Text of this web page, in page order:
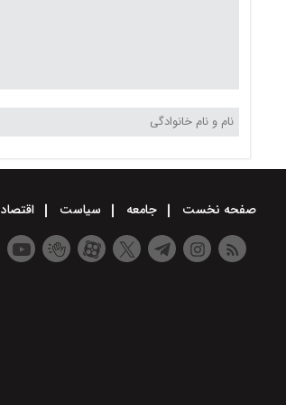
صفحه نخست جامعه سیاست اقتصاد